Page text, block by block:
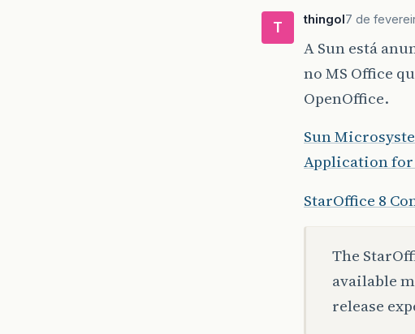
T thingol7 de
A Sun está
no MS Office
OpenOffice.
Sun
Application
StarOffice 8
The
available
release